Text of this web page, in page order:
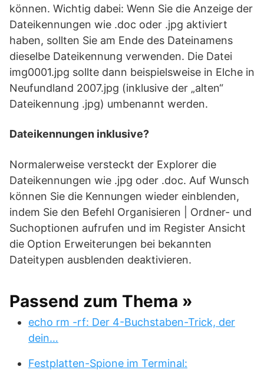
können. Wichtig dabei: Wenn Sie die Anzeige der
Dateikennungen wie .doc oder .jpg aktiviert
haben, sollten Sie am Ende des Dateinamens
dieselbe Dateikennung verwenden. Die Datei
img0001.jpg sollte dann beispielsweise in Elche in
Neufundland 2007.jpg (inklusive der „alten“
Dateikennung .jpg) umbenannt werden.
Dateikennungen inklusive?
Normalerweise versteckt der Explorer die
Dateikennungen wie .jpg oder .doc. Auf Wunsch
können Sie die Kennungen wieder einblenden,
indem Sie den Befehl Organisieren | Ordner- und
Suchoptionen aufrufen und im Register Ansicht
die Option Erweiterungen bei bekannten
Dateitypen ausblenden deaktivieren.
Passend zum Thema »
echo rm -rf: Der 4-Buchstaben-Trick, der
dein…
Festplatten-Spione im Terminal: